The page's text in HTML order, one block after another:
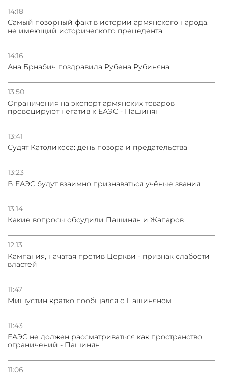
14:18
Самый позорный факт в истории армянского народа,
не имеющий исторического прецедента
14:16
Ана Брнабич поздравила Рубена Рубиняна
13:50
Oграничения на экспорт армянских товаров
провоцируют негатив к ЕАЭС - Пашинян
13:41
Судят Католикоса: день позора и предательства
13:23
В ЕАЭС будут взаимно признаваться учёные звания
13:14
Какие вопросы обсудили Пашинян и Жапаров
12:13
Кампания, начатая против Церкви - признак слабости
властей
11:47
Мишустин кратко пообщался с Пашиняном
11:43
ЕАЭС не должен рассматриваться как пространство
ограничений - Пашинян
11:06